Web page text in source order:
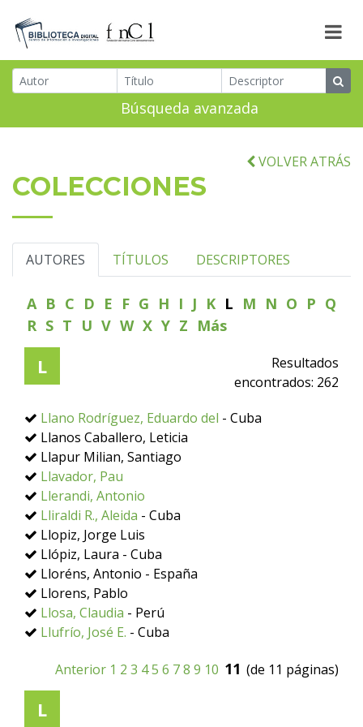
Búsqueda avanzada
VOLVER ATRÁS
COLECCIONES
AUTORES TÍTULOS DESCRIPTORES
A B C D E F G H I J K L M N O P Q
R S T U V W X Y Z Más
L
Resultados
encontrados: 262
Llano Rodríguez, Eduardo del - Cuba
Llanos Caballero, Leticia
Llapur Milian, Santiago
Llavador, Pau
Llerandi, Antonio
Lliraldi R., Aleida - Cuba
Llopiz, Jorge Luis
Llópiz, Laura - Cuba
Lloréns, Antonio - España
Llorens, Pablo
Llosa, Claudia - Perú
Llufrío, José E. - Cuba
Anterior 1 2 3 45 6 78 9 10 11 (de 11 páginas)
L